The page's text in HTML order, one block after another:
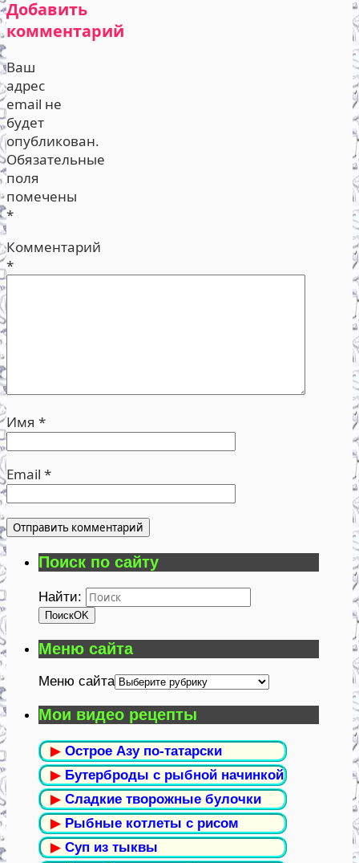
Добавить
комментарий
Ваш
адрес
email не
будет
опубликован.
Обязательные
поля
помечены
*
Комментарий
*
Имя *
Email *
Поиск по сайту
Найти:
ПоискOK
Меню сайта
Меню сайта
Мои видео рецепты
▶ Острое Азу по-татарски
▶ Бутерброды с рыбной начинкой
▶ Сладкие творожные булочки
▶ Рыбные котлеты с рисом
▶ Суп из тыквы